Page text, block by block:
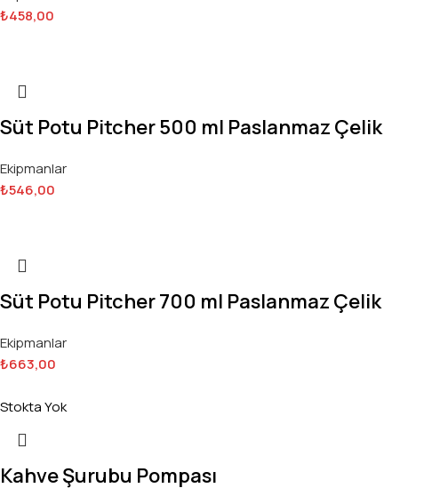
₺458,00
Süt Potu Pitcher 500 ml Paslanmaz Çelik
Ekipmanlar
₺546,00
Süt Potu Pitcher 700 ml Paslanmaz Çelik
Ekipmanlar
₺663,00
Stokta Yok
Kahve Şurubu Pompası